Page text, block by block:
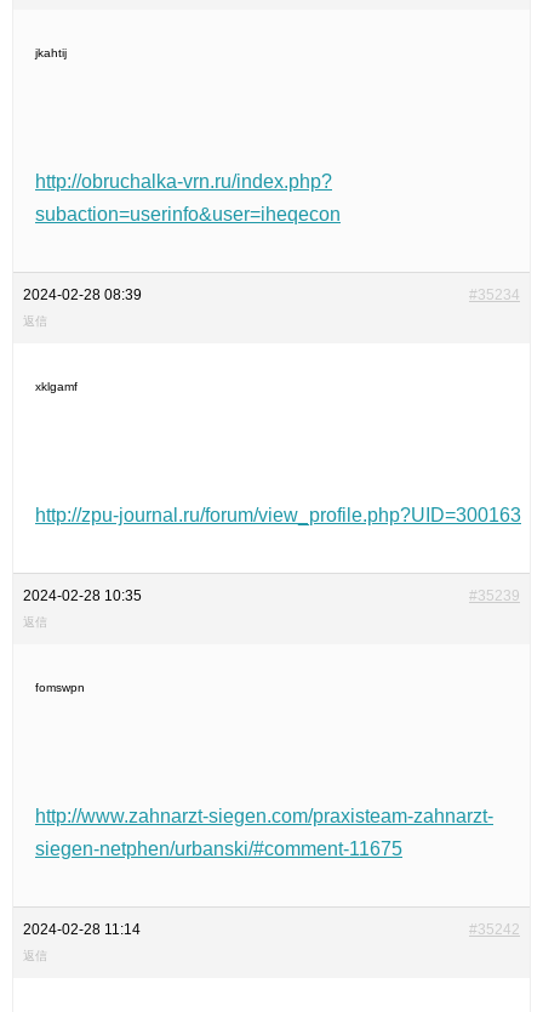
jkahtij
http://obruchalka-vrn.ru/index.php?
subaction=userinfo&user=iheqecon
2024-02-28 08:39 #35234
返信
xklgamf
http://zpu-journal.ru/forum/view_profile.php?UID=300163
2024-02-28 10:35 #35239
返信
fomswpn
http://www.zahnarzt-siegen.com/praxisteam-zahnarzt-
siegen-netphen/urbanski/#comment-11675
2024-02-28 11:14 #35242
返信